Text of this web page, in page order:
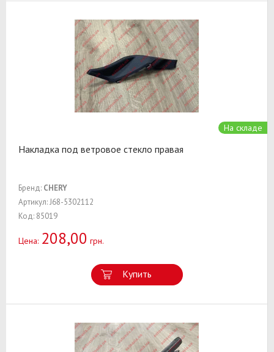
На складе
Накладка под ветровое стекло правая
Бренд: CHERY
Артикул: J68-5302112
Код: 85019
Цена: 208,00 грн.
Купить